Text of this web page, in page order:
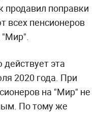
продавил поправки
всех пенсионеров
"Мир".
эта
2020 года. При
на "Мир" не
По тому же